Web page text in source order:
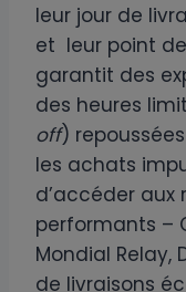
leur jour de
et leur point
garantit des
des heures
off)
les achats
d’accéder aux
performants –
Mondial Relay,
de livraisons